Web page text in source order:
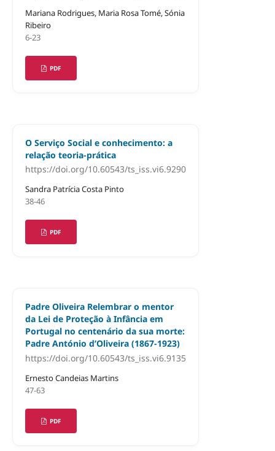
Mariana Rodrigues, Maria Rosa Tomé, Sónia
Ribeiro
6-23
PDF
O Serviço Social e conhecimento: a
relação teoria-prática
https://doi.org/10.60543/ts_iss.vi6.9290
Sandra Patrícia Costa Pinto
38-46
PDF
Padre Oliveira Relembrar o mentor
da Lei de Proteção à Infância em
Portugal no centenário da sua morte:
Padre António d’Oliveira (1867-1923)
https://doi.org/10.60543/ts_iss.vi6.9135
Ernesto Candeias Martins
47-63
PDF